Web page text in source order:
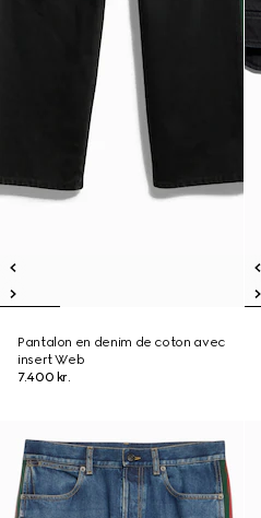
Pantalon en denim de coton avec
insert Web
7.400 kr.